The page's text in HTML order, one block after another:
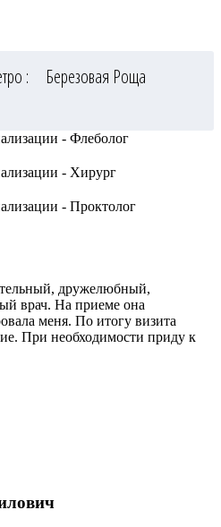
:
Березовая Роща
- Флеболог
- Хирург
- Проктолог
дружелюбный,
врач. На приеме она
меня. По итогу визита
При необходимости приду к